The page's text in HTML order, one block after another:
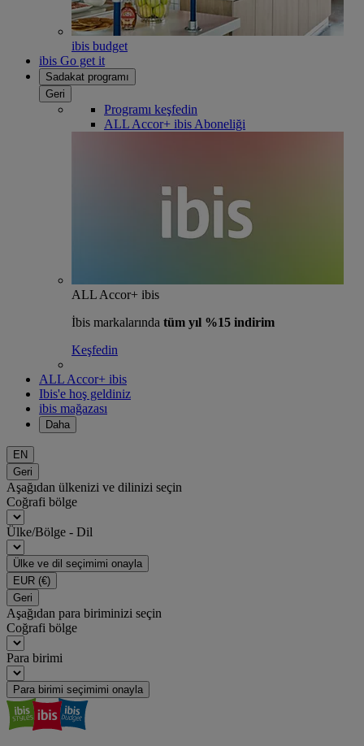
ibis budget
ibis Go get it
Sadakat programı
Geri
Programı keşfedin
ALL Accor+ ibis Aboneliği
ALL Accor+ ibis
İbis markalarında tüm yıl %15 indirim
Keşfedin
ALL Accor+ ibis
Ibis'e hoş geldiniz
ibis mağazası
Daha
EN
Geri
Aşağıdan ülkenizi ve dilinizi seçin
Coğrafi bölge
Ülke/Bölge - Dil
Ülke ve dil seçimimi onayla
EUR (€)
Geri
Aşağıdan para biriminizi seçin
Coğrafi bölge
Para birimi
Para birimi seçimimi onayla